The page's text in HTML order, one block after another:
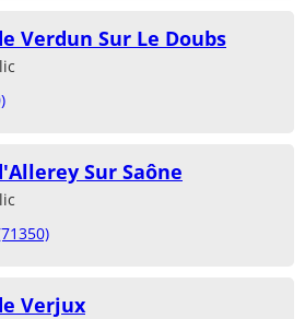
Verdun Sur Le Doubs
Sur Saône
Verjux